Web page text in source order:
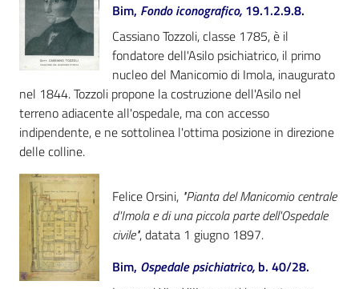
Seguici
su
Catalogo
on line
Bim, Fondo iconografico, 19.1.2.9.8.
Cassiano Tozzoli, classe 1785, è il
fondatore dell'Asilo psichiatrico, il primo
nucleo del Manicomio di Imola, inaugurato
nel 1844. Tozzoli propone la costruzione dell'Asilo nel
terreno adiacente all'ospedale, ma con accesso
indipendente, e ne sottolinea l'ottima posizione in direzione
delle colline.
Felice Orsini, "Pianta del Manicomio centrale
d'Imola e di una piccola parte dell'Ospedale
civile", datata 1 giugno 1897.
Bim, Ospedale psichiatrico, b. 40/28.